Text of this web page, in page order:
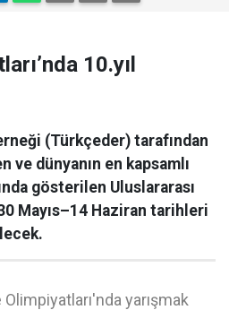
10.yıl
(Türkçeder) tarafından
ve dünyanın en kapsamlı
gösterilen Uluslararası
Mayıs–14 Haziran tarihleri
yarışmak